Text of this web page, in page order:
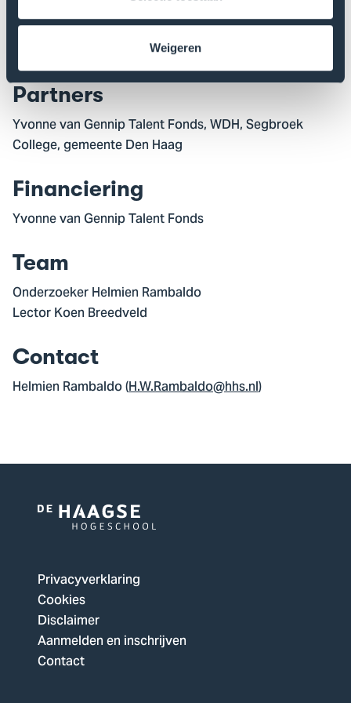
Weigeren
Duur
Dit project wordt uitgevoerd in 2025.
Partners
Yvonne van Gennip Talent Fonds, WDH, Segbroek
College, gemeente Den Haag
Financiering
Yvonne van Gennip Talent Fonds
Team
Onderzoeker Helmien Rambaldo
Lector Koen Breedveld
Contact
Helmien Rambaldo (H.W.Rambaldo@hhs.nl)
Logo
De
Haagse
Hogeschool,
ga
naar
de
Privacyverklaring
Cookies
Disclaimer
Aanmelden en inschrijven
Contact